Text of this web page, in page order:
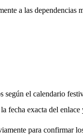
a las dependencias
según el calendario
fecha exacta del
para confirmar